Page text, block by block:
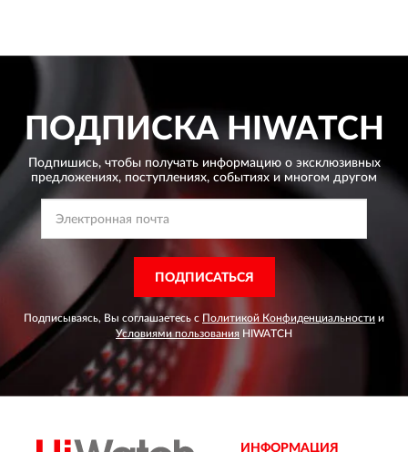
ПОДПИСКАHIWATCH
Подпишись, чтобы получать информацию о эксклюзивных
предложениях, поступлениях, событиях и многом другом
ПОДПИСАТЬСЯ
Подписываясь, Вы соглашаетесь с Политикой Конфиденциальности и
Условиями пользования HIWATCH
ИНФОРМАЦИЯ